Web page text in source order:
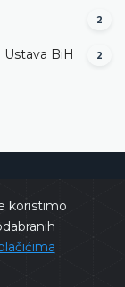
koristimo
2
BiH 2